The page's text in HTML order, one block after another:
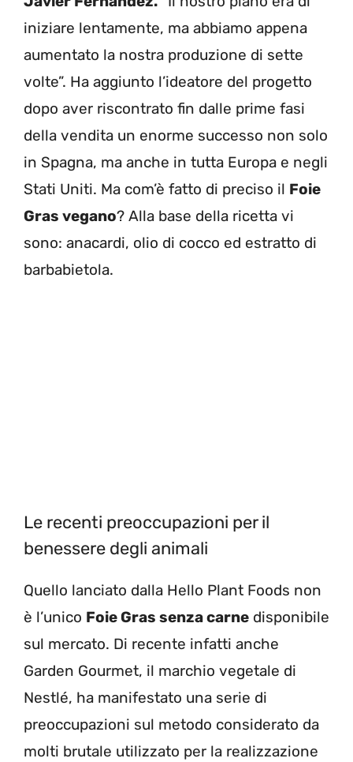
iniziare lentamente, ma abbiamo appena
aumentato la nostra produzione di sette
volte”. Ha aggiunto l’ideatore del progetto
dopo aver riscontrato fin dalle prime fasi
della vendita un enorme successo non solo
in Spagna, ma anche in tutta Europa e negli
Stati Uniti. Ma com’è fatto di preciso il Foie
Gras vegano? Alla base della ricetta vi
sono: anacardi, olio di cocco ed estratto di
barbabietola.
Le recenti preoccupazioni per il
benessere degli animali
Quello lanciato dalla Hello Plant Foods non
è l’unico Foie Gras senza carne disponibile
sul mercato. Di recente infatti anche
Garden Gourmet, il marchio vegetale di
Nestlé, ha manifestato una serie di
preoccupazioni sul metodo considerato da
molti brutale utilizzato per la realizzazione